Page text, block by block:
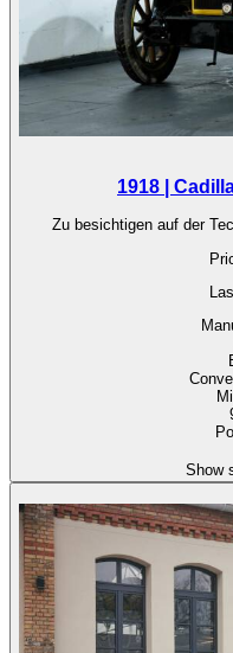
1918 |
Zu besichtigen auf der
Show